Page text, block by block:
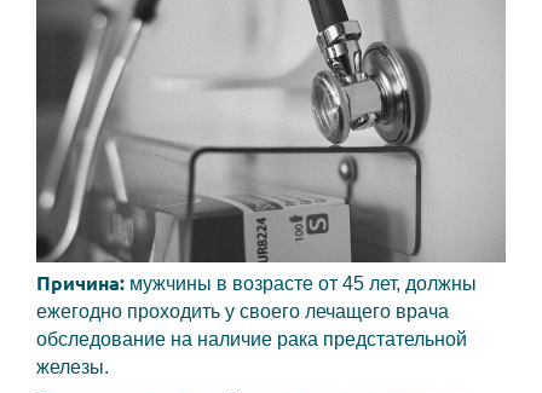
Причина: мужчины в возрасте от 45 лет, должны
ежегодно проходить у своего лечащего врача
обследование на наличие рака предстательной
железы.